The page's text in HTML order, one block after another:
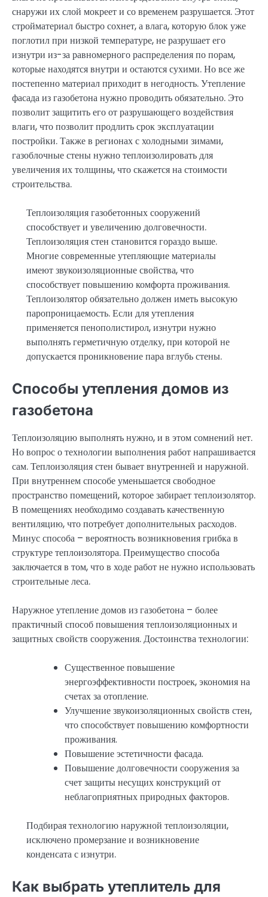
снаружи их слой мокреет и со временем разрушается. Этот
стройматериал быстро сохнет, а влага, которую блок уже
поглотил при низкой температуре, не разрушает его
изнутри из-за равномерного распределения по порам,
которые находятся внутри и остаются сухими. Но все же
постепенно материал приходит в негодность. Утепление
фасада из газобетона нужно проводить обязательно. Это
позволит защитить его от разрушающего воздействия
влаги, что позволит продлить срок эксплуатации
постройки. Также в регионах с холодными зимами,
газоблочные стены нужно теплоизолировать для
увеличения их толщины, что скажется на стоимости
строительства.
Теплоизоляция газобетонных сооружений
способствует и увеличению долговечности.
Теплоизоляция стен становится гораздо выше.
Многие современные утепляющие материалы
имеют звукоизоляционные свойства, что
способствует повышению комфорта проживания.
Теплоизолятор обязательно должен иметь высокую
паропроницаемость. Если для утепления
применяется пенополистирол, изнутри нужно
выполнять герметичную отделку, при которой не
допускается проникновение пара вглубь стены.
Способы утепления домов из
газобетона
Теплоизоляцию выполнять нужно, и в этом сомнений нет.
Но вопрос о технологии выполнения работ напрашивается
сам. Теплоизоляция стен бывает внутренней и наружной.
При внутреннем способе уменьшается свободное
пространство помещений, которое забирает теплоизолятор.
В помещениях необходимо создавать качественную
вентиляцию, что потребует дополнительных расходов.
Минус способа – вероятность возникновения грибка в
структуре теплоизолятора. Преимущество способа
заключается в том, что в ходе работ не нужно использовать
строительные леса.
Наружное утепление домов из газобетона – более
практичный способ повышения теплоизоляционных и
защитных свойств сооружения. Достоинства технологии:
Существенное повышение
энергоэффективности построек, экономия на
счетах за отопление.
Улучшение звукоизоляционных свойств стен,
что способствует повышению комфортности
проживания.
Повышение эстетичности фасада.
Повышение долговечности сооружения за
счет защиты несущих конструкций от
неблагоприятных природных факторов.
Подбирая технологию наружной теплоизоляции,
исключено промерзание и возникновение
конденсата с изнутри.
Как выбрать утеплитель для